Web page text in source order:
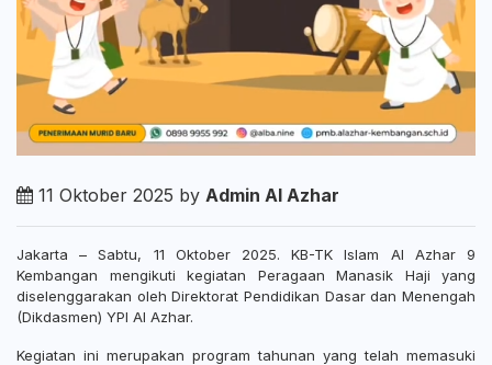
11 Oktober 2025 by Admin Al Azhar
Jakarta – Sabtu, 11 Oktober 2025. KB-TK Islam Al Azhar 9
Kembangan mengikuti kegiatan Peragaan Manasik Haji yang
diselenggarakan oleh Direktorat Pendidikan Dasar dan Menengah
(Dikdasmen) YPI Al Azhar.
Kegiatan ini merupakan program tahunan yang telah memasuki